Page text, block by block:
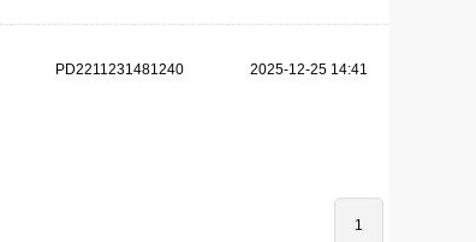
PD2211231481240 2025-12-25 14:41
1